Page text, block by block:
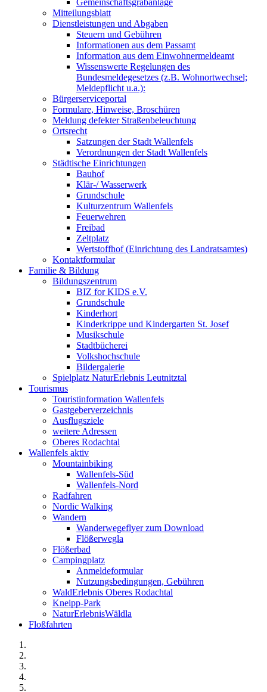
Gemeinschaftsgrabanlage
Mitteilungsblatt
Dienstleistungen und Abgaben
Steuern und Gebühren
Informationen aus dem Passamt
Information aus dem Einwohnermeldeamt
Wissenswerte Regelungen des
Bundesmeldegesetzes (z.B. Wohnortwechsel;
Meldepflicht u.a.):
Bürgerserviceportal
Formulare, Hinweise, Broschüren
Meldung defekter Straßenbeleuchtung
Ortsrecht
Satzungen der Stadt Wallenfels
Verordnungen der Stadt Wallenfels
Städtische Einrichtungen
Bauhof
Klär-/ Wasserwerk
Grundschule
Kulturzentrum Wallenfels
Feuerwehren
Freibad
Zeltplatz
Wertstoffhof (Einrichtung des Landratsamtes)
Kontaktformular
Familie & Bildung
Bildungszentrum
BIZ for KIDS e.V.
Grundschule
Kinderhort
Kinderkrippe und Kindergarten St. Josef
Musikschule
Stadtbücherei
Volkshochschule
Bildergalerie
Spielplatz NaturErlebnis Leutnitztal
Tourismus
Touristinformation Wallenfels
Gastgeberverzeichnis
Ausflugsziele
weitere Adressen
Oberes Rodachtal
Wallenfels aktiv
Mountainbiking
Wallenfels-Süd
Wallenfels-Nord
Radfahren
Nordic Walking
Wandern
Wanderwegeflyer zum Download
Flößerwegla
Flößerbad
Campingplatz
Anmeldeformular
Nutzungsbedingungen, Gebühren
WaldErlebnis Oberes Rodachtal
Kneipp-Park
NaturErlebnisWäldla
Floßfahrten